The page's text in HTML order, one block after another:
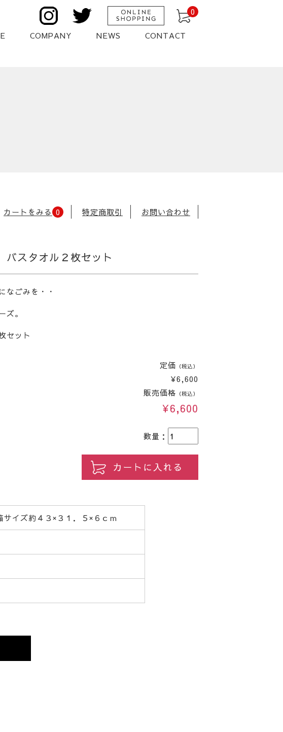
COMPANY NEWS CONTACT
0
カートをみる 0 特定商取引 お問い合わせ
スタオル２枚セット
なごみを・・
ズ。
セット
定価 （税込）
¥6,600
販売価格 （税込）
¥6,600
数量：
イズ約４３×３１．５×６ｃｍ